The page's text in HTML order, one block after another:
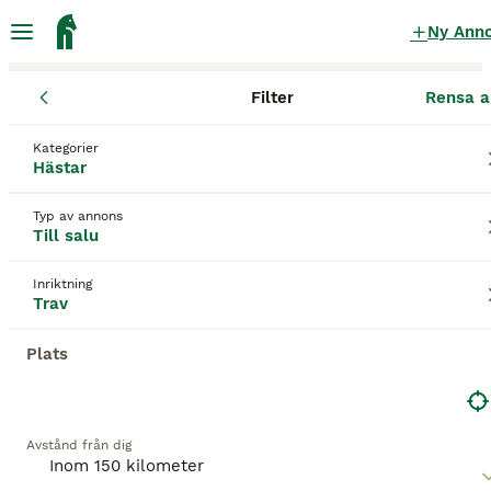
Ny
Filter Rensa
Kategorier
Hästar
Typ av annons
Till salu
Inriktning
Trav
Plats
Avstånd från dig
Travhästar till salu
Spara sökning